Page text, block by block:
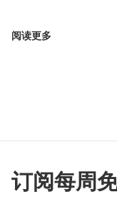
阅读更多
订阅每周